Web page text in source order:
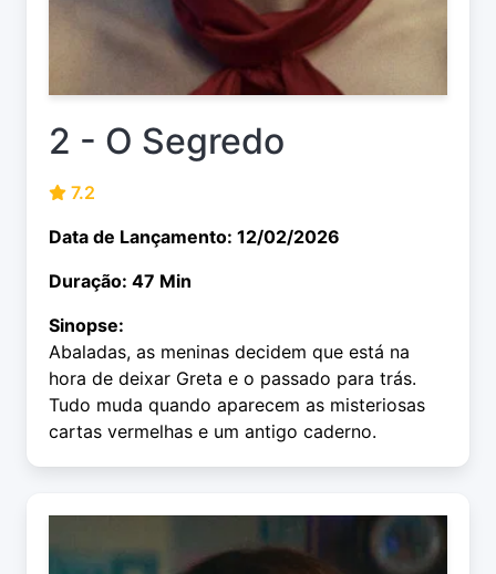
2 - O Segredo
7.2
Data de Lançamento: 12/02/2026
Duração: 47 Min
Sinopse:
Abaladas, as meninas decidem que está na
hora de deixar Greta e o passado para trás.
Tudo muda quando aparecem as misteriosas
cartas vermelhas e um antigo caderno.